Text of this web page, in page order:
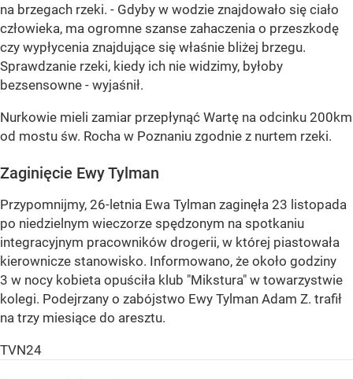
na brzegach rzeki. - Gdyby w wodzie znajdowało się ciało
człowieka, ma ogromne szanse zahaczenia o przeszkodę
czy wypłycenia znajdujące się właśnie bliżej brzegu.
Sprawdzanie rzeki, kiedy ich nie widzimy, byłoby
bezsensowne - wyjaśnił.
Nurkowie mieli zamiar przepłynąć Wartę na odcinku 200km
od mostu św. Rocha w Poznaniu zgodnie z nurtem rzeki.
Zaginięcie Ewy Tylman
Przypomnijmy, 26-letnia Ewa Tylman zaginęła 23 listopada
po niedzielnym wieczorze spędzonym na spotkaniu
integracyjnym pracowników drogerii, w której piastowała
kierownicze stanowisko. Informowano, że około godziny
3 w nocy kobieta opuściła klub "Mikstura" w towarzystwie
kolegi. Podejrzany o zabójstwo Ewy Tylman Adam Z. trafił
na trzy miesiące do aresztu.
TVN24